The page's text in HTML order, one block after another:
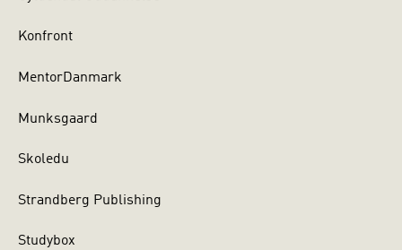
Konfront
MentorDanmark
Munksgaard
Skoledu
Strandberg Publishing
Studybox